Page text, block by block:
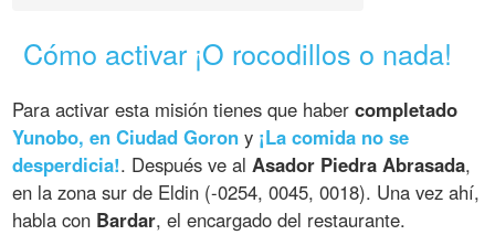
Cómo activar ¡O rocodillos o nada!
Para activar esta misión tienes que habercompletado
Yunobo, en Ciudad Goron y ¡La comida no se
desperdicia!. Después ve alAsador Piedra Abrasada,
en la zona sur de Eldin (-0254, 0045, 0018). Una vez ahí,
habla con Bardar, el encargado del restaurante.